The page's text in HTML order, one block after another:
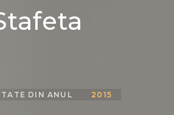
DIN ANUL 2015